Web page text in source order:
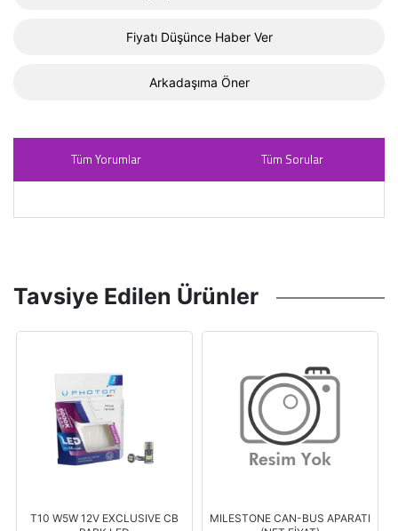
Fiyatı Düşünce Haber Ver
Arkadaşıma Öner
Tüm Yorumlar Tüm Sorular
Tavsiye Edilen Ürünler
CB
MILESTONE CAN-BUS APARATI
P21W PRO LED